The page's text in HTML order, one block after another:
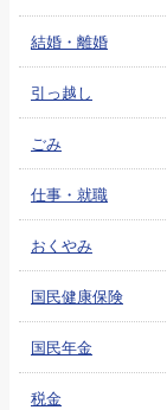
結婚・離婚
引っ越し
ごみ
仕事・就職
おくやみ
国民健康保険
国民年金
税金